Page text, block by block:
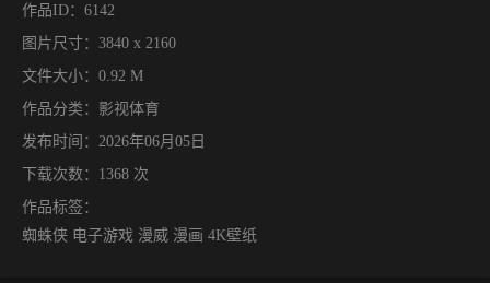
作品ID：6142
图片尺寸：3840 x 2160
文件大小：0.92 M
作品分类： 影视体育
发布时间：2026年06月05日
下载次数：1368 次
作品标签：
蜘蛛侠 电子游戏 漫威 漫画 4K壁纸